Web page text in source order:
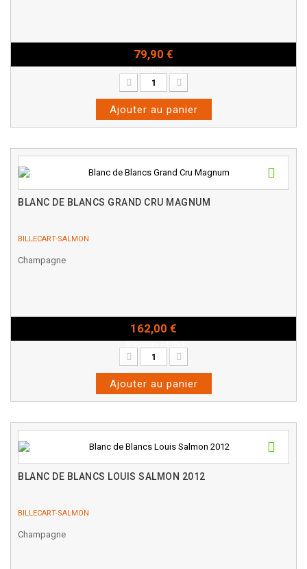
79,90 €
Ajouter au panier
BLANC DE BLANCS GRAND CRU MAGNUM
BILLECART-SALMON
Champagne
162,00 €
Ajouter au panier
BLANC DE BLANCS LOUIS SALMON 2012
BILLECART-SALMON
Champagne